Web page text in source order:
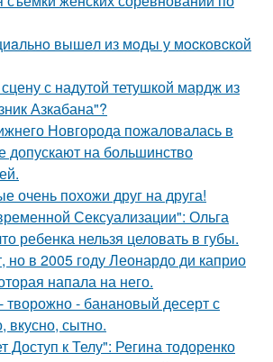
вышeл из мoды у мocкoвcкoй
с надутой тетушкой мардж из
Азкабана"?
Новгорода пожаловалась в
допускают на большинство
очень похожи друг на друга!
Сексуализации": Ольга
ребенка нельзя целовать в губы.
но в 2005 году Леонардо ди каприо
напала на него.
творожно - банановый десерт с
вкусно, сытно.
к Телу": Регина тодоренко